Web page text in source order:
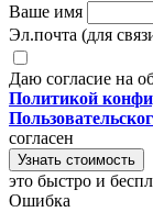
Ваше имя
Эл.почта (для
Даю согласие на
Политикой
согласен
Узнать стоимость
это быстро и
Ошибка